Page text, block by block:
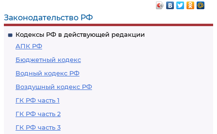
Законодательство РФ
Кодексы РФ в действующей редакции
АПК РФ
Бюджетный кодекс
Водный кодекс РФ
Воздушный кодекс РФ
ГК РФ часть 1
ГК РФ часть 2
ГК РФ часть 3